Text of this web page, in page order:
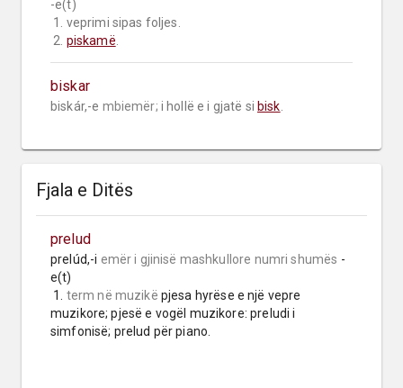
-e(t)
2. piskamë
biskar
biskár,-e mbiemër; i hollë e i gjatë si bisk
Fjala e Ditës
prelud
prelúd,-i emër i gjinisë mashkullore numri shumës -
e(t)
1. term në muzikë pjesa hyrëse e një vepre
muzikore; pjesë e vogël muzikore: preludi i
simfonisë; prelud për piano.